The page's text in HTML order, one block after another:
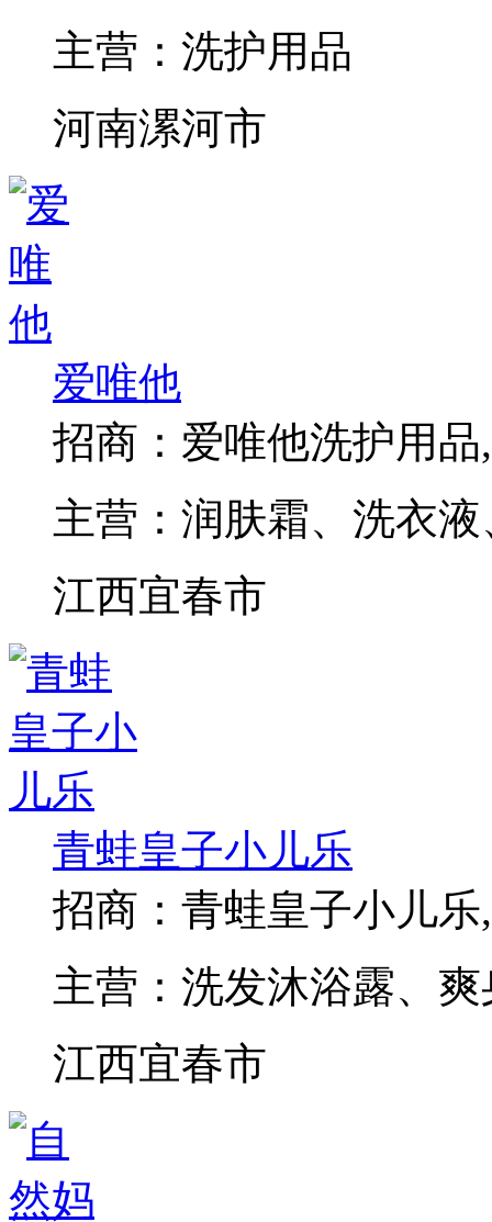
主营： 洗护用品
河南漯河市
爱唯他
招商： 爱唯他洗护用
主营： 润肤霜、洗衣
江西宜春市
青蛙皇子小儿乐
招商： 青蛙皇子小儿
主营： 洗发沐浴露、
江西宜春市